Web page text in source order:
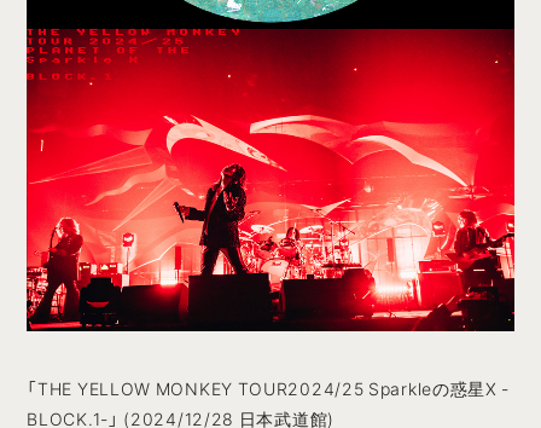
「THE YELLOW MONKEY TOUR2024/25 Sparkleの惑星X -
BLOCK.1-」 (2024/12/28 日本武道館)